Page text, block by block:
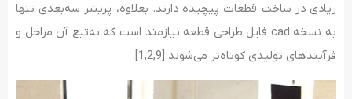
زیادی در ساخت قطعات پیچیده دارند. بعلاوه، پرینتر سه‌بعدی تنها
به نسخه cad فایل طراحی قطعه نیازمند است که به‌تبع آن مراحل و
فرآیندهای تولیدی کوتاه‌تر می‌شوند [1,2,9].